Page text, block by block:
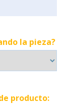
la pieza?
producto: